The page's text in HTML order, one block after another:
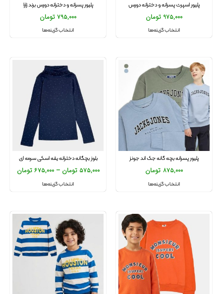
پلیور اسپرت پسرانه و دخترانه دورس
975,000 تومان
انتخاب گزینه‌ها
پلیور پسرانه و دخترانه دورس برند زارا
795,000تومان
انتخاب گزینه‌ها
پلیور پسرانه بچه گانه جک اند جونز
875,000 تومان
انتخاب گزینه‌ها
بلوز بچگانه دخترانه یقه اسکی سرمه ای
575,000 تومان –
675,000 تومان
انتخاب گزینه‌ها